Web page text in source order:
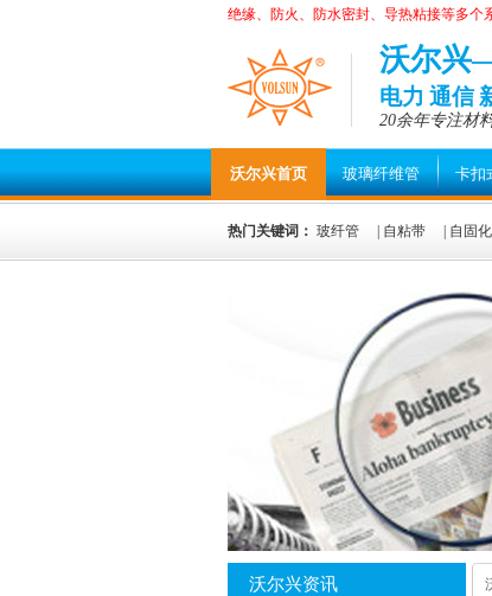
绝缘、防火、防水密封、导热粘接等多个
沃尔
电力 通信
20余年专注材
沃尔兴首页 玻璃纤维管 卡扣
热门关键词： 玻纤管 自粘带 自固
沃尔兴资讯